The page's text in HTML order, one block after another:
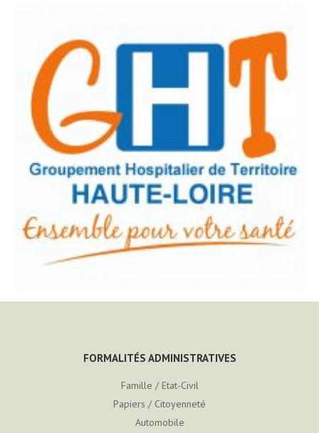
FORMALITÉS ADMINISTRATIVES
Famille / Etat-Civil
Papiers / Citoyenneté
Automobile